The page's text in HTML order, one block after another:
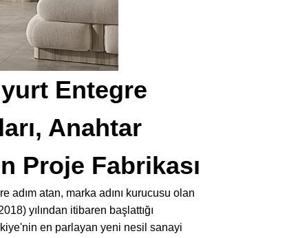
Entegre
Anahtar
Proje Fabrikası
adım atan, marka adını kurucusu olan
yılından itibaren başlattığı
en parlayan yeni nesil sanayi